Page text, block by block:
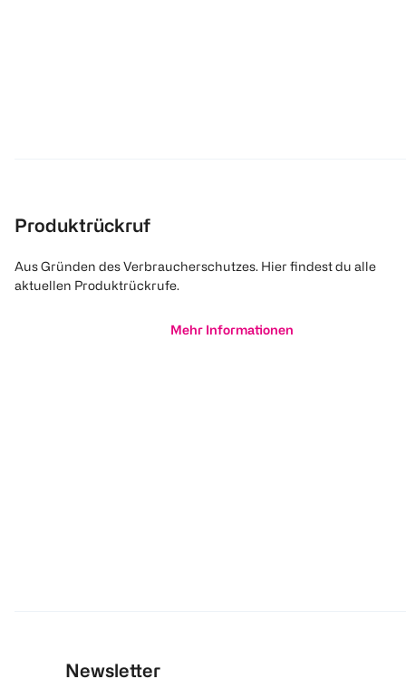
Produktrückruf
Aus Gründen des Verbraucherschutzes. Hier findest du alle
aktuellen Produktrückrufe.
Mehr Informationen
Newsletter